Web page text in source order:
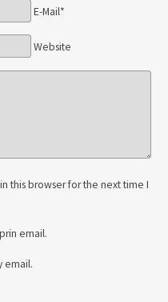
E-Mail*
Website
this browser for the next time I
email.
email.